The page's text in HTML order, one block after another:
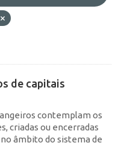
de capitais
contemplam os
criadas ou encerradas
âmbito do sistema de